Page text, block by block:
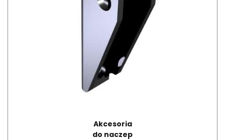
Akcesoria
do naczep